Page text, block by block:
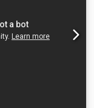
:
fonctionnement,
Product Link